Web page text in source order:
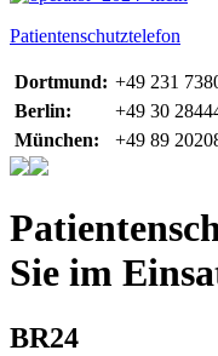
Patientenschutztelefon
Dortmund: +49 231
Berlin:
+49 30
München:
+49 89
Sie im
BR24